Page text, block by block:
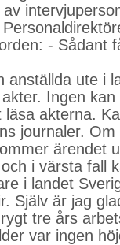
- Sådant
anställda ute i
Ingen
akterna.
journaler. Om
ärendet
i värsta fall
i landet
Själv är jag
tre års
var ingen